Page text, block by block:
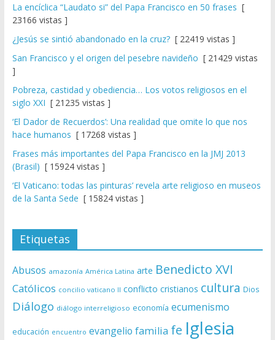
La encíclica “Laudato si” del Papa Francisco en 50 frases [
23166 vistas ]
¿Jesús se sintió abandonado en la cruz?[ 22419 vistas ]
San Francisco y el origen del pesebre navideño [ 21429 vistas
]
Pobreza, castidad y obediencia… Los votos religiosos en el
siglo XXI [ 21235 vistas ]
‘El Dador de Recuerdos’: Una realidad que omite lo que nos
hace humanos [ 17268 vistas ]
Frases más importantes del Papa Francisco en la JMJ 2013
(Brasil) [ 15924 vistas ]
‘El Vaticano: todas las pinturas’ revela arte religioso en museos
de la Santa Sede [ 15824 vistas ]
Etiquetas
Abusos amazonía América Latina arte Benedicto XVI
Católicos concilio vaticano II conflicto cristianos cultura Dios
Diálogo diálogo interreligioso economía ecumenismo
educación encuentro evangelio familia fe Iglesia